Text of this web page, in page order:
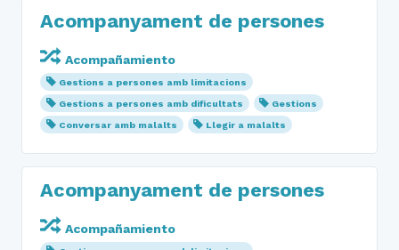
Acompanyament de persones
Acompañamiento
Gestions a persones amb limitacions
Gestions a persones amb dificultats
Gestions
Conversar amb malalts
Llegir a malalts
Acompanyament de persones
Acompañamiento